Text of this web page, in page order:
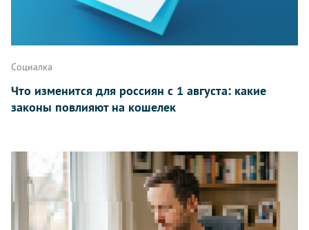
Написать
Социалка
Что изменится для россиян с 1 августа: какие
законы повлияют на кошелек